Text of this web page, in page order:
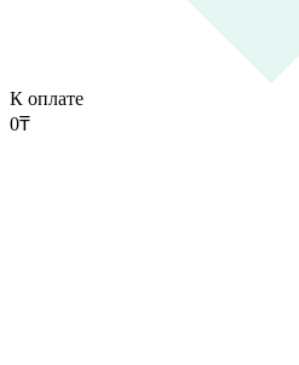
К оплате
0₸